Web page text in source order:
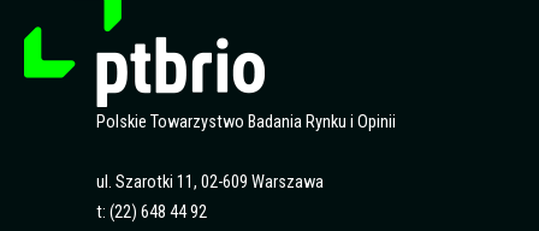
Polskie Towarzystwo Badania Rynku i Opinii
ul. Szarotki 11, 02-609 Warszawa
t: (22) 648 44 92